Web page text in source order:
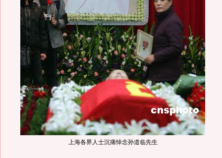
上海各界人士沉痛悼念孙道临先生